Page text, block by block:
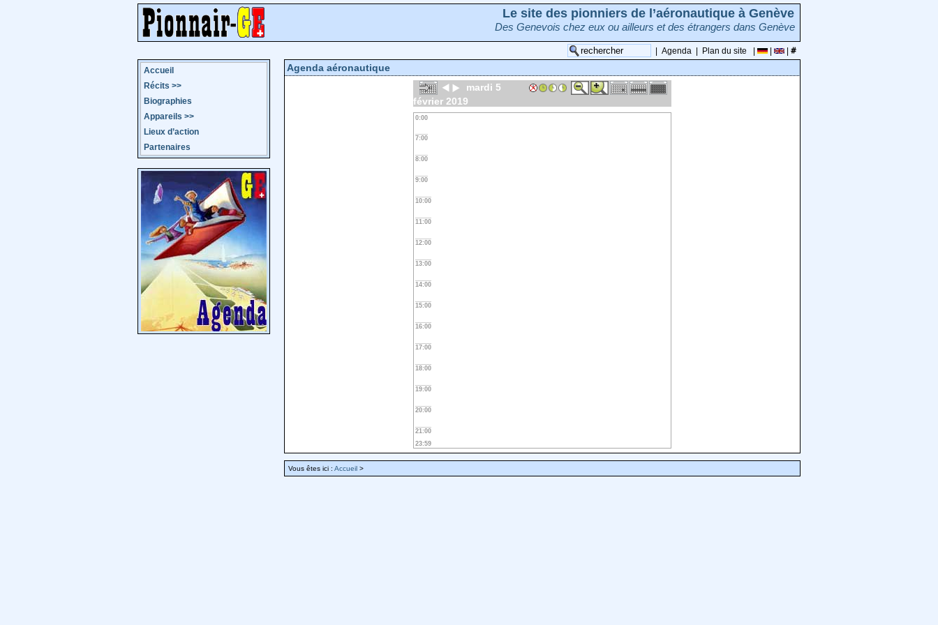
Le site des pionniers de l’aéronautique à Genève
Des Genevois chez eux ou ailleurs et des étrangers dans Genève
Agenda Plan du site
Accueil
Récits >>
Biographies
Appareils >>
Lieux d’action
Partenaires
Agenda aéronautique
mardi 5
février 2019
0:00
7:00
8:00
9:00
10:00
11:00
12:00
13:00
14:00
15:00
16:00
17:00
18:00
19:00
20:00
21:00
23:59
Vous êtes ici : Accueil >